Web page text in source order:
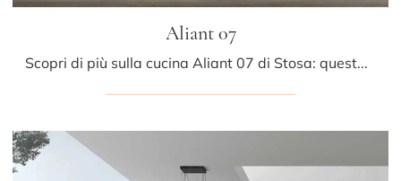
Aliant 07
Scopri di più sulla cucina Aliant 07 di Stosa: questa soluzione in vetro sarà l'acquisto ideale per te!